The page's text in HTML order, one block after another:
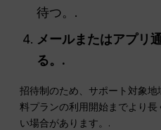
待つ。.
メールまたはアプリ
る。.
招待制のため、サポート対象
料プランの利用開始までより
い場合があります。.